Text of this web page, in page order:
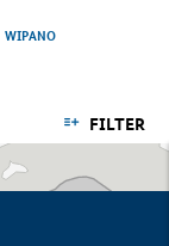
WIPANO
FILTER